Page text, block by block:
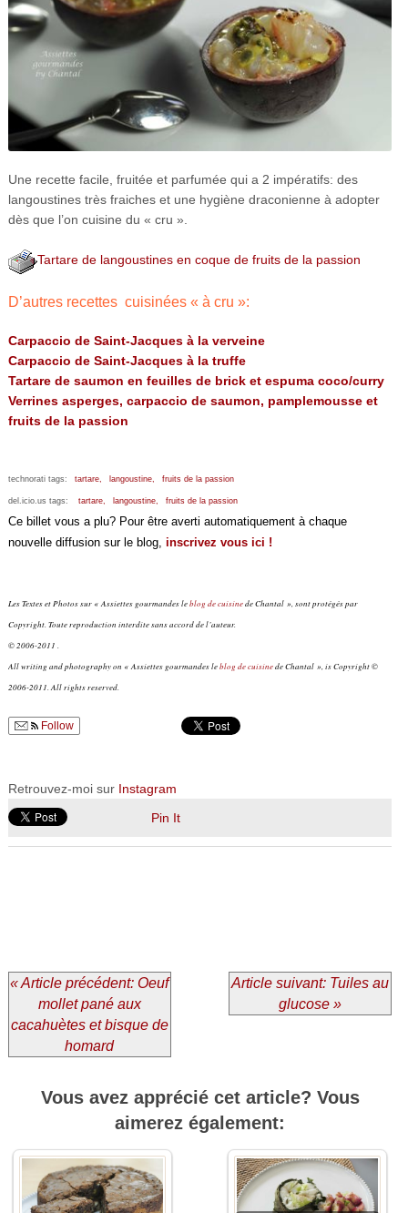
Une recette facile, fruitée et parfumée qui a 2 impératifs: des
langoustines très fraiches et une hygiène draconienne à adopter
dès que l’on cuisine du « cru ».
Tartare de langoustines en coque de fruits de la passion
D’autres recettes cuisinées « à cru »:
Carpaccio de Saint-Jacques à la verveine
Carpaccio de Saint-Jacques à la truffe
Tartare de saumon en feuilles de brick et espuma coco/curry
Verrines asperges, carpaccio de saumon, pamplemousse et
fruits de la passion
technorati tags: tartare, langoustine, fruits de la passion
del.icio.us tags: tartare, langoustine, fruits de la passion
Ce billet vous a plu? Pour être averti automatiquement à chaque
nouvelle diffusion sur le blog, inscrivez vous ici !
Les Textes et Photos sur « Assiettes gourmandes leblog de cuisinede Chantal », sont protégés par
Copyright. Toute reproduction interdite sans accord de l’auteur.
© 2006-2011 .
All writing and photography on « Assiettes gourmandes leblog de cuisinede Chantal », is Copyright ©
2006-2011. All rights reserved.
Follow
Retrouvez-moi sur Instagram
Pin It
« Article précédent: Oeuf
mollet pané aux
cacahuètes et bisque de
homard
Article suivant: Tuiles au
glucose »
Vous avez apprécié cet article? Vous
aimerez également: